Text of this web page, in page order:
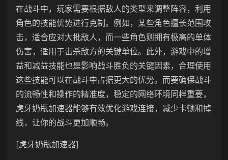
在战斗中，玩家需要根据敌人的类型来调整阵容，利用
角色的技能优势进行克制。例如，某些角色擅长范围攻
击，适合应对大批敌人，而一些角色则拥有极高的单体
伤害，适用于击杀敌方的关键单位。此外，游戏中的增
益和减益技能也是影响战斗胜负的关键因素，合理使用
这些技能可以在战斗中占据更大的优势。而要确保战斗
的流畅性和操作的精准度，稳定的网络环境同样重要，
虎牙奶瓶加速器能够有效优化游戏连接，减少卡顿和掉
线，让你的战斗更加顺畅。
[虎牙奶瓶加速器]